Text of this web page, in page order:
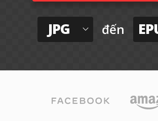
JPG đến